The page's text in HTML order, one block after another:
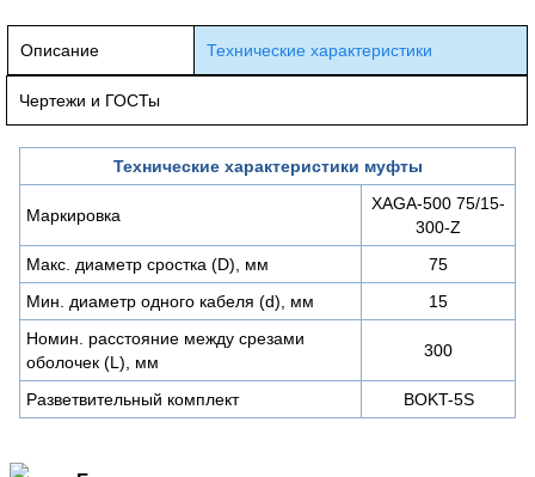
Описание Технические характеристики
Чертежи и ГОСТы
Технические характеристики муфты
Маркировка
XAGA-500 75/15-
300-Z
Макс. диаметр сростка (D), мм
75
Мин. диаметр одного кабеля (d), мм
15
Номин. расстояние между срезами
оболочек (L), мм
300
Разветвительный комплект BOKT-5S